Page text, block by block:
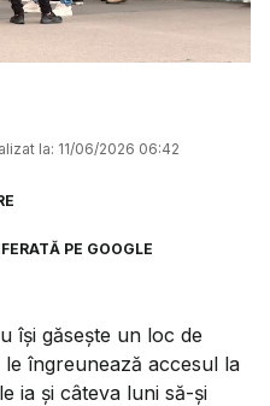
la: 11/06/2026 06:42
PE GOOGLE
își găsește un loc de
îngreunează accesul la
ia și câteva luni să-și